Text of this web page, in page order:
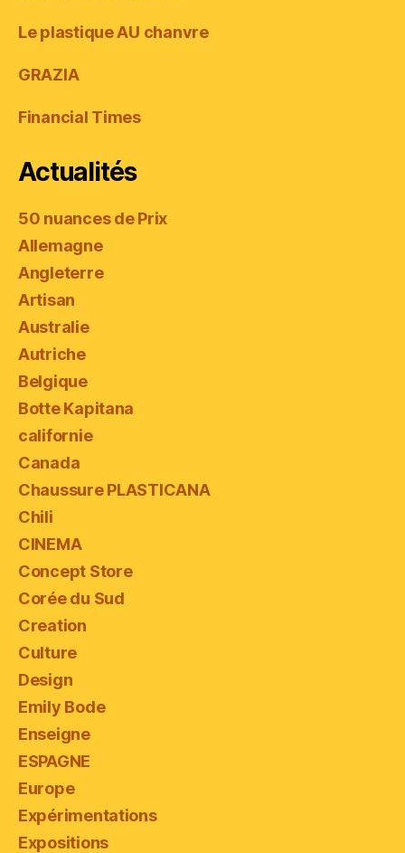
Le plastique AU chanvre
GRAZIA
Financial Times
Actualités
50 nuances de Prix
Allemagne
Angleterre
Artisan
Australie
Autriche
Belgique
Botte Kapitana
californie
Canada
Chaussure PLASTICANA
Chili
CINEMA
Concept Store
Corée du Sud
Creation
Culture
Design
Emily Bode
Enseigne
ESPAGNE
Europe
Expérimentations
Expositions